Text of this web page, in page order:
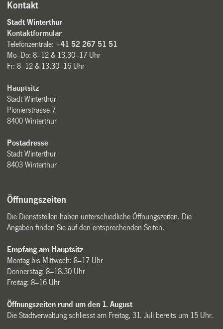
Kontakt
Stadt Winterthur
Kontaktformular
Telefonzentrale:+41 52 267 51 51
Mo–Do: 8–12 & 13.30–17 Uhr
Fr: 8–12 & 13.30–16 Uhr
Hauptsitz
Stadt Winterthur
Pionierstrasse 7
8400 Winterthur
Postadresse
Stadt Winterthur
8403 Winterthur
Öffnungszeiten
Die Dienststellen haben unterschiedliche Öffnungszeiten. Die
Angaben finden Sie auf den entsprechenden Seiten.
Empfang am Hauptsitz
Montag bis Mittwoch: 8–17 Uhr
Donnerstag: 8–18.30 Uhr
Freitag: 8–16 Uhr
Öffnungszeiten rund um den 1. August
Die Stadtverwaltung schliesst am Freitag, 31. Juli bereits um 15 Uhr.